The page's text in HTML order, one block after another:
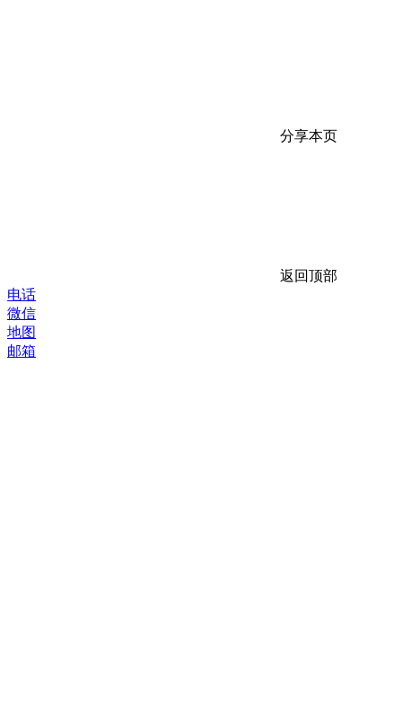
分享本页
返回顶部
电话
微信
地图
邮箱